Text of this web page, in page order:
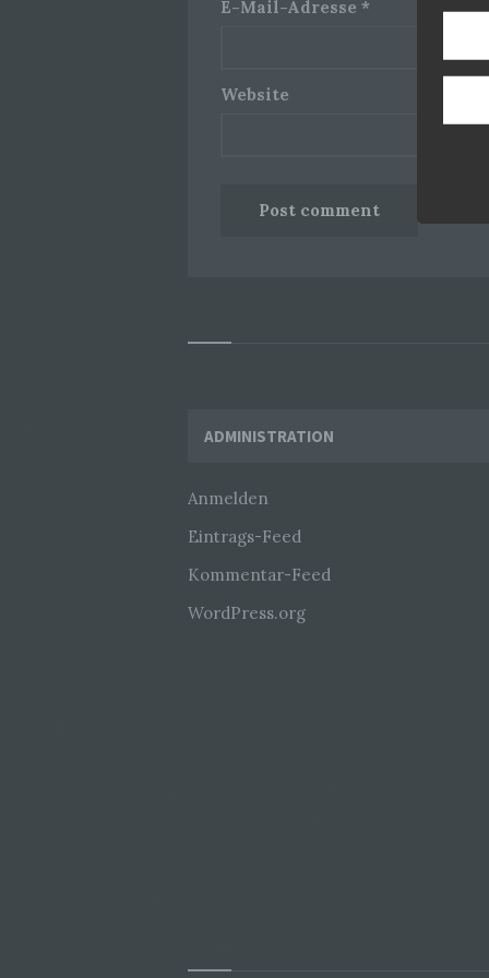
E-Mail-Adresse *
Website
Widgets
ADMINISTRATION
Anmelden
Eintrags-Feed
Kommentar-Feed
WordPress.org